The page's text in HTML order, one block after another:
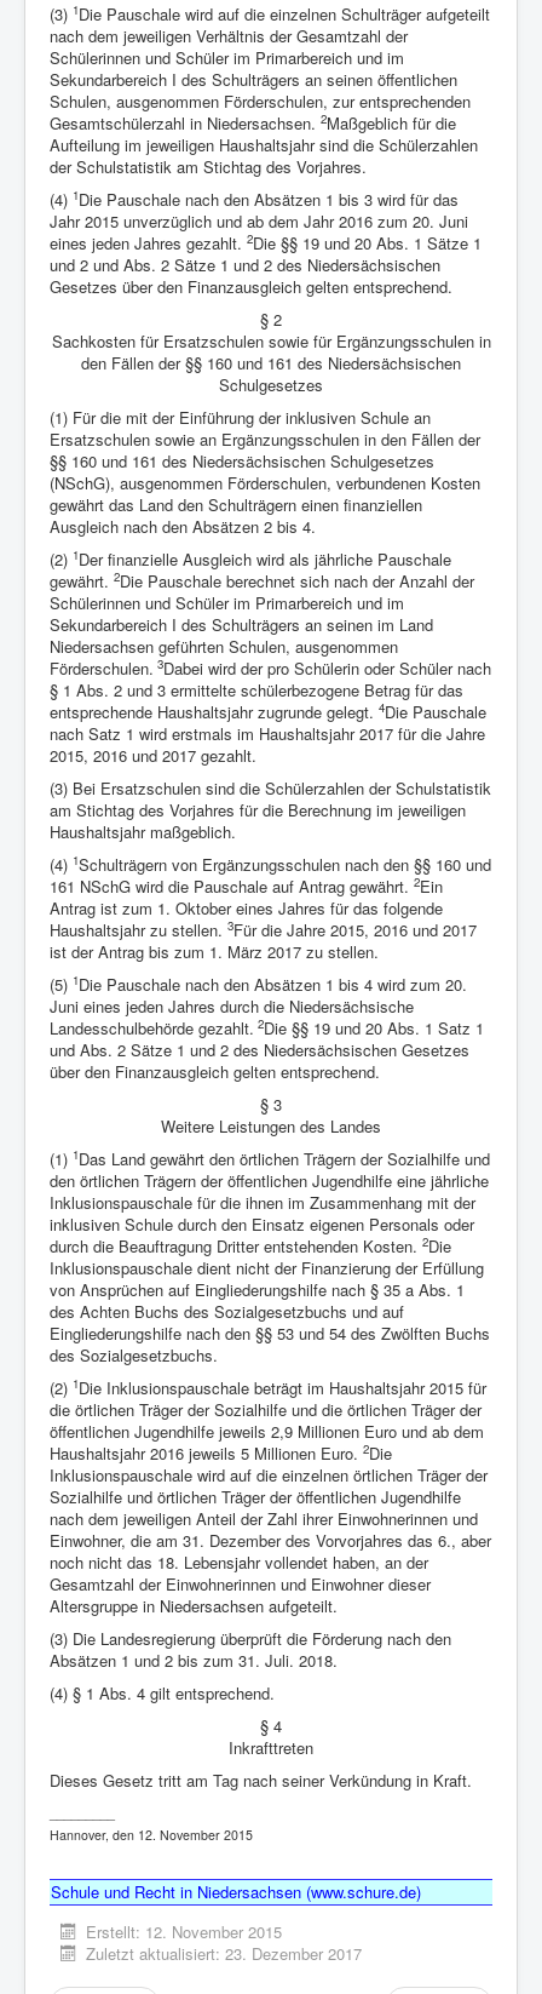
(3) 1Die Pauschale wird auf die einzelnen Schulträger aufgeteilt
nach dem jeweiligen Verhältnis der Gesamtzahl der
Schülerinnen und Schüler im Primarbereich und im
Sekundarbereich I des Schulträgers an seinen öffentlichen
Schulen, ausgenommen Förderschulen, zur entsprechenden
Gesamtschülerzahl in Niedersachsen. 2Maßgeblich für die
Aufteilung im jeweiligen Haushaltsjahr sind die Schülerzahlen
der Schulstatistik am Stichtag des Vorjahres.
(4) 1Die Pauschale nach den Absätzen 1 bis 3 wird für das
Jahr 2015 unverzüglich und ab dem Jahr 2016 zum 20. Juni
eines jeden Jahres gezahlt. 2Die §§ 19 und 20 Abs. 1 Sätze 1
und 2 und Abs. 2 Sätze 1 und 2 des Niedersächsischen
Gesetzes über den Finanzausgleich gelten entsprechend.
§ 2
Sachkosten für Ersatzschulen sowie für Ergänzungsschulen in
den Fällen der §§ 160 und 161 des Niedersächsischen
Schulgesetzes
(1) Für die mit der Einführung der inklusiven Schule an
Ersatzschulen sowie an Ergänzungsschulen in den Fällen der
§§ 160 und 161 des Niedersächsischen Schulgesetzes
(NSchG), ausgenommen Förderschulen, verbundenen Kosten
gewährt das Land den Schulträgern einen finanziellen
Ausgleich nach den Absätzen 2 bis 4.
(2) 1Der finanzielle Ausgleich wird als jährliche Pauschale
gewährt. 2Die Pauschale berechnet sich nach der Anzahl der
Schülerinnen und Schüler im Primarbereich und im
Sekundarbereich I des Schulträgers an seinen im Land
Niedersachsen geführten Schulen, ausgenommen
Förderschulen. 3Dabei wird der pro Schülerin oder Schüler nach
§ 1 Abs. 2 und 3 ermittelte schülerbezogene Betrag für das
entsprechende Haushaltsjahr zugrunde gelegt. 4Die Pauschale
nach Satz 1 wird erstmals im Haushaltsjahr 2017 für die Jahre
2015, 2016 und 2017 gezahlt.
(3) Bei Ersatzschulen sind die Schülerzahlen der Schulstatistik
am Stichtag des Vorjahres für die Berechnung im jeweiligen
Haushaltsjahr maßgeblich.
(4) 1Schulträgern von Ergänzungsschulen nach den §§ 160 und
161 NSchG wird die Pauschale auf Antrag gewährt. 2Ein
Antrag ist zum 1. Oktober eines Jahres für das folgende
Haushaltsjahr zu stellen. 3Für die Jahre 2015, 2016 und 2017
ist der Antrag bis zum 1. März 2017 zu stellen.
(5) 1Die Pauschale nach den Absätzen 1 bis 4 wird zum 20.
Juni eines jeden Jahres durch die Niedersächsische
Landesschulbehörde gezahlt. 2Die §§ 19 und 20 Abs. 1 Satz 1
und Abs. 2 Sätze 1 und 2 des Niedersächsischen Gesetzes
über den Finanzausgleich gelten entsprechend.
§ 3
Weitere Leistungen des Landes
(1) 1Das Land gewährt den örtlichen Trägern der Sozialhilfe und
den örtlichen Trägern der öffentlichen Jugendhilfe eine jährliche
Inklusionspauschale für die ihnen im Zusammenhang mit der
inklusiven Schule durch den Einsatz eigenen Personals oder
durch die Beauftragung Dritter entstehenden Kosten. 2Die
Inklusionspauschale dient nicht der Finanzierung der Erfüllung
von Ansprüchen auf Eingliederungshilfe nach § 35 a Abs. 1
des Achten Buchs des Sozialgesetzbuchs und auf
Eingliederungshilfe nach den §§ 53 und 54 des Zwölften Buchs
des Sozialgesetzbuchs.
(2) 1Die Inklusionspauschale beträgt im Haushaltsjahr 2015 für
die örtlichen Träger der Sozialhilfe und die örtlichen Träger der
öffentlichen Jugendhilfe jeweils 2,9 Millionen Euro und ab dem
Haushaltsjahr 2016 jeweils 5 Millionen Euro. 2Die
Inklusionspauschale wird auf die einzelnen örtlichen Träger der
Sozialhilfe und örtlichen Träger der öffentlichen Jugendhilfe
nach dem jeweiligen Anteil der Zahl ihrer Einwohnerinnen und
Einwohner, die am 31. Dezember des Vorvorjahres das 6., aber
noch nicht das 18. Lebensjahr vollendet haben, an der
Gesamtzahl der Einwohnerinnen und Einwohner dieser
Altersgruppe in Niedersachsen aufgeteilt.
(3) Die Landesregierung überprüft die Förderung nach den
Absätzen 1 und 2 bis zum 31. Juli. 2018.
(4) § 1 Abs. 4 gilt entsprechend.
§ 4
Inkrafttreten
Dieses Gesetz tritt am Tag nach seiner Verkündung in Kraft.
Hannover, den 12. November 2015
Schule und Recht in Niedersachsen (www.schure.de)
Erstellt: 12. November 2015
Zuletzt aktualisiert: 23. Dezember 2017